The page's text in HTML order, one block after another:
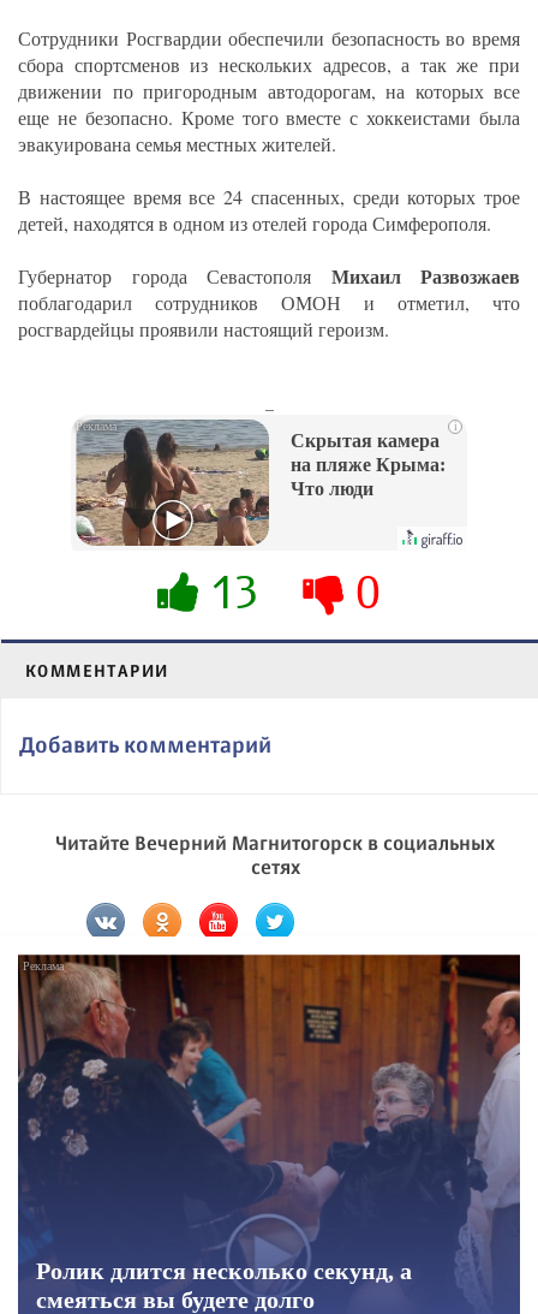
Сотрудники Росгвардии обеспечили безопасность во время
сбора спортсменов из нескольких адресов, а так же при
движении по пригородным автодорогам, на которых все
еще не безопасно. Кроме того вместе с хоккеистами была
эвакуирована семья местных жителей.
В настоящее время все 24 спасенных, среди которых трое
детей, находятся в одном из отелей города Симферополя.
Губернатор города Севастополя Михаил Развозжаев
поблагодарил сотрудников ОМОН и отметил, что
росгвардейцы проявили настоящий героизм.
i
Скрытая камера
на пляже Крыма:
Что люди
их не видят...
13 0
КОММЕНТАРИИ
Добавить комментарий
Читайте Вечерний Магнитогорск в социальных
сетях
Ролик длится несколько секунд, а
смеяться вы будете долго